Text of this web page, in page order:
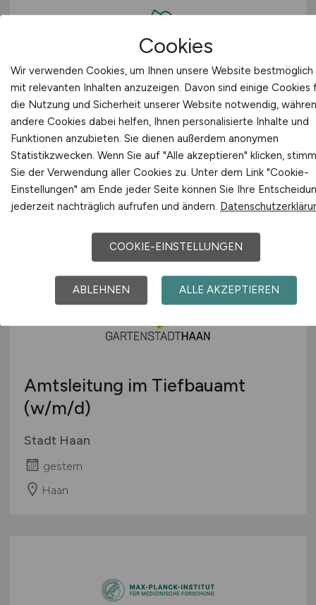
Ärztliche Leitung - Facharzt
(m/w/d)für Dermatologie -
Praxis Hersbruck
KIRINUS Health GmbH
gestern
Amtsleitung im Tiefbauamt
(w/m/d)
Stadt Haan
gestern
Haan
Cookies
Wir verwenden Cookies, um Ihnen unsere Website bestmöglich
mit relevanten Inhalten anzuzeigen. Davon sind einige Cookies
die Nutzung und Sicherheit unserer Website notwendig,
andere Cookies dabei helfen, Ihnen personalisierte Inhalte und
Funktionen anzubieten. Sie dienen außerdem anonymen
Statistikzwecken. Wenn Sie auf "Alle akzeptieren" klicken,
Sie der Verwendung aller Cookies zu. Unter dem Link "Cookie-
Einstellungen" am Ende jeder Seite können Sie Ihre
jederzeit nachträglich aufrufen und ändern.
COOKIE-EINSTELLUNGEN
ABLEHNEN ALLE AKZEPTIEREN